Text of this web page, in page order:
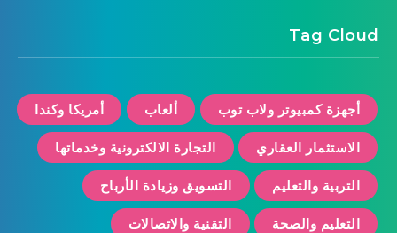
Tag Cloud
أجهزة كمبيوتر ولاب توب ألعاب أمريكا وكندا
الاستثمار العقاري التجارة الالكترونية وخدماتها
التربية والتعليم التسويق وزيادة الأرباح
التعليم والصحة التقنية والاتصالات